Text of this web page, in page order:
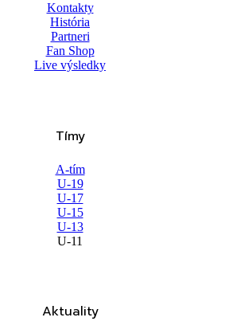
Kontakty
História
Partneri
Fan Shop
Live výsledky
Tímy
A-tím
U-19
U-17
U-15
U-13
U-11
Aktuality